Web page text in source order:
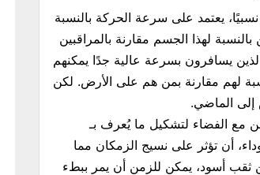
نسبيًا، يعتمد على سرعة الحركة بالنسبة
لهذا الجسم مقارنة بالمراقبين
يسافرون بسرعة عالية جدًا يمكنهم
لهم مقارنة بمن هم على الأرض. لكن
إلى الماضي.
مع الفضاء لتشكيل ما يُعرف بـ
أن تؤثر على نسيج الزمكان مما
ثقب أسود، يمكن للزمن أن يمر ببطء